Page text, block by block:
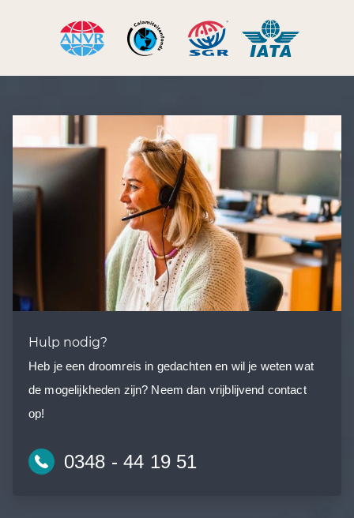
Hulp nodig?
Heb je een droomreis in gedachten en wil je weten wat
de mogelijkheden zijn? Neem dan vrijblijvend contact
op!
0348 - 44 19 51